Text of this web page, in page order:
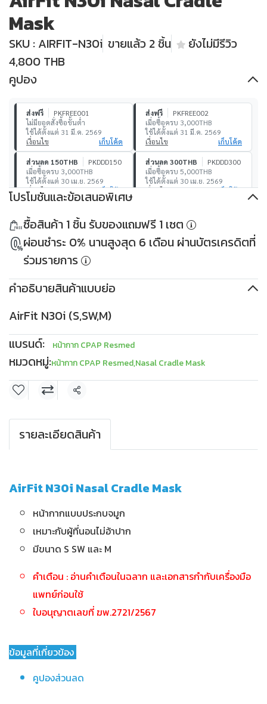
Mask
SKU : AIRFIT-N30i ขายแล้ว 2 ชิ้น
ยังไม่มีรีวิว
4,800 THB
คูปอง
ส่งฟรี
PKFREE001
ไม่มียอดสั่งซื้อขั้นต่ำ
ใช้ได้ตั้งแต่ 31 มี.ค. 2569
เงื่อนไข
เก็บโค้ด
ส่งฟรี
PKFREE002
เมื่อซื้อครบ 3,000THB
ใช้ได้ตั้งแต่ 31 มี.ค. 2569
เงื่อนไข
เก็บโค้ด
ส่วนลด 150THB
PKDDD150
เมื่อซื้อครบ 3,000THB
ใช้ได้ตั้งแต่ 30 เม.ย. 2569
เงื่อนไข
เก็บโค้ด
ส่วนลด 300THB
PKDDD300
เมื่อซื้อครบ 5,000THB
ใช้ได้ตั้งแต่ 30 เม.ย. 2569
เงื่อนไข
เก็บโค้ด
เมื่อซื้อครบ 10,000THB
ใช้ได้ตั้งแต่ 30 เม.ย. 2569
เงื่อนไข
เก็บโค้ด
PKDDD1000
เมื่อซื้อครบ 30,000THB
ใช้ได้ตั้งแต่ 30 เม.ย. 2569
เงื่อนไข
เก็บโค้ด
โปรโมชันและข้อเสนอพิเศษ
ซื้อสินค้า 1 ชิ้น รับของแถมฟรี 1 เซต
ผ่อนชำระ 0% นานสูงสุด 6 เดือน ผ่านบัตรเครดิตที่
ร่วมรายการ
คำอธิบายสินค้าแบบย่อ
AirFit N30i (S,SW,M)
แบรนด์:
หน้ากาก CPAP Resmed
หมวดหมู่:หน้ากาก CPAP Resmed,Nasal Cradle Mask
แชร์
รายละเอียดสินค้า
AirFit N30i Nasal Cradle Mask
หน้ากากแบบประกบจมูก
เหมาะกับผู้ที่นอนไม่อ้าปาก
มีขนาด S SW และ M
คำเตือน : อ่านคำเตือนในฉลาก และเอกสารกำกับเครื่องมือ
แพทย์ก่อนใช้
ใบอนุญาตเลขที่ ฆพ.2721/2567
ข้อมูลที่เกี่ยวข้อง
คูปองส่วนลด